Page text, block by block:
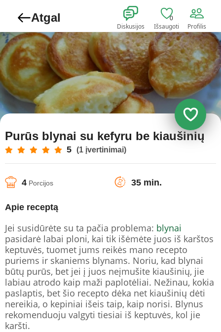
Atgal
Diskusijos
0
Išsaugoti Profilis
Purūs blynai su kefyru be kiaušinių
5 (1 įvertinimai)
4 Porcijos 35 min.
Apie receptą
Jei susidūrėte su ta pačia problema: blynai
pasidarė labai ploni, kai tik išėmėte juos iš karštos
keptuvės, tuomet jums reikės mano recepto
puriems ir skaniems blynams. Noriu, kad blynai
būtų purūs, bet jei į juos neįmušite kiaušinių, jie
labiau atrodo kaip maži paplotėliai. Nežinau, kokia
paslaptis, bet šio recepto dėka net kiaušinių dėti
nereikia, o kepiniai išeis taip, kaip norisi. Blynus
rekomenduoju valgyti tiesiai iš keptuvės, kol jie
karšti.